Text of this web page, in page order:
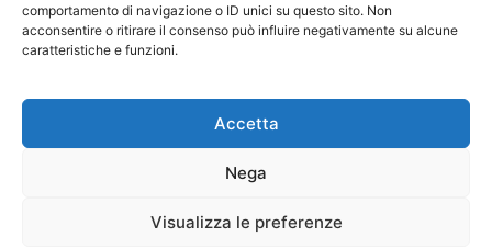
comportamento di navigazione o ID unici su questo sito. Non
acconsentire o ritirare il consenso può influire negativamente su alcune
caratteristiche e funzioni.
Accetta
Nega
Visualizza le preferenze
© 2002 - 2026 SanBartolomeo.info :::: powered by Go Web snc |